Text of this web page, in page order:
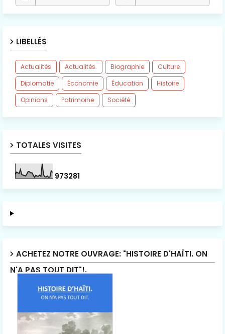
LIBELLÉS
Actualités Actualités. Biographie
Culture
Diplomatie
Économie Éducation
Histoire
Opinions
Patrimoine Société
TOTALES VISITES
973281
ACHETEZ NOTRE OUVRAGE: "HISTOIRE D'HAÏTI. ON
N'A PAS TOUT DIT"!.